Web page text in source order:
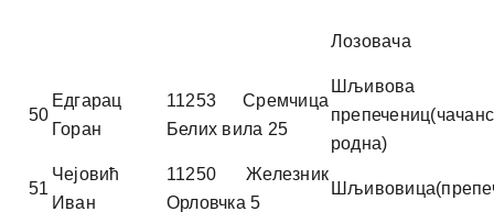
Лозовача
50
Едгарац
Горан
11253 Сремчица
Белих вила 25
Шљивова
родна)
51
Чејовић
Иван
11250 Железник
Орловчка 5